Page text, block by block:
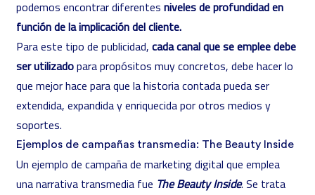
podemos encontrar diferentes niveles de profundidad en
función de la implicación del cliente.
Para este tipo de publicidad, cada canal que se emplee debe
ser utilizadopara propósitos muy concretos, debe hacer lo
que mejor hace para que la historia contada pueda ser
extendida, expandida y enriquecida por otros medios y
soportes.
Ejemplos de campañas transmedia: The Beauty Inside
Un ejemplo de campaña de marketing digital que emplea
una narrativa transmedia fue The Beauty Inside. Se trata